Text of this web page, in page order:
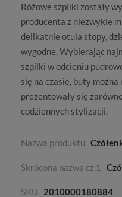
Różowe szpilki zostały
producenta z niezwykle
delikatnie otula stopy,
wygodne. Wybierając
szpilki w odcieniu
się na czasie, buty
prezentowały się
codziennych stylizacji.
Nazwa produktu
Skrócona nazwa cz.1
SKU 2010000180884